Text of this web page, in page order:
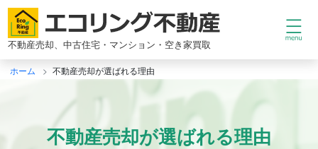
コ
テ
ン不動産売却、中古住宅・マンション・空き家買取
ホーム 不動産売却が選ばれる理由
不動産売却が選ばれる理由